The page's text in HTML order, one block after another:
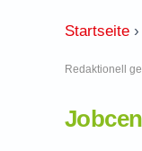
Startseite ›
Redaktionell